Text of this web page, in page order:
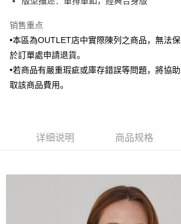
玉山商业银行
星展（台湾
台湾乐天信用卡公司
AFTEE先享后付
相关说明
一、關於 AFTEE先享後付
1. 於付款方式選擇AFTEE先享後付，將跳出AFTEE
窗。
AFTEE APP推播通知。
5. 收到商品當下無需繳費，確認無誤後，請再利用
請留意繳費期限為 14 天。唯有下載 AFTEE App 成
繳費期限，為商家向您請款的時間，再加上使用
出。使用AFTEE下訂可以延長您收到商品前的繳費
每笔NT$120，满NT$3,000(含以上)免运费
销售重点
•本區為OUTLET店中實際陳列之商品，無法
於訂單處申請退貨。
•若商品有嚴重瑕疵或庫存錯誤等問題，將協
取該商品費用。
详细说明 商品规格